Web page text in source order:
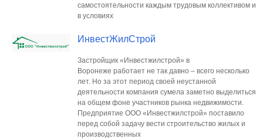
самостоятельности каждым трудовым коллективом и
в условиях
ИнвестЖилСтрой
Застройщик «Инвестжилстрой» в
Воронеже работает не так давно – всего несколько
лет. Но за этот период своей неустанной
деятельности компания сумела заметно выделиться
на общем фоне участников рынка недвижимости.
Предприятие ООО «Инвестжилстрой» поставило
перед собой задачу вести строительство жилых и
производственных